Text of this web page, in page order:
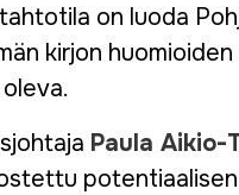
on luoda
kirjon
Paula Aikio-